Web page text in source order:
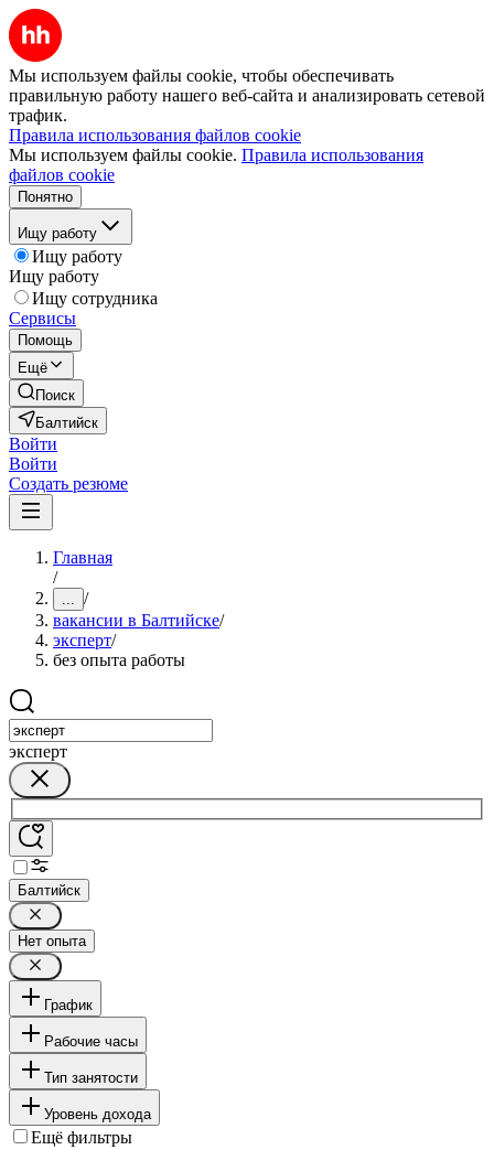
Мы используем файлы cookie, чтобы обеспечивать
правильную работу нашего веб-сайта и анализировать сетевой
трафик.
Правила использования файлов cookie
Мы используем файлы cookie. Правила использования
файлов cookie
Понятно
Ищу работу
Ищу работу
Ищу работу
Ищу сотрудника
Сервисы
Помощь
Ещё
Поиск
Балтийск
Войти
Войти
Создать резюме
Главная
/
... /
вакансии в Балтийске/
эксперт/
без опыта работы
эксперт
Балтийск
Нет опыта
График
Рабочие часы
Тип занятости
Уровень дохода
Ещё фильтры